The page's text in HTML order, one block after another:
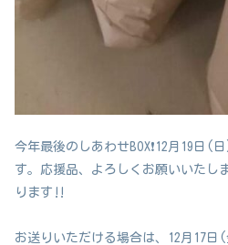
今年最後のしあわせBOX❗️12月19日(
す。応援品、よろしくお願いいた
ります‼️
お送りいただける場合は、12月17日